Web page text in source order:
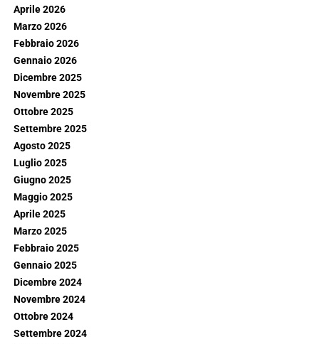
Aprile 2026
Marzo 2026
Febbraio 2026
Gennaio 2026
Dicembre 2025
Novembre 2025
Ottobre 2025
Settembre 2025
Agosto 2025
Luglio 2025
Giugno 2025
Maggio 2025
Aprile 2025
Marzo 2025
Febbraio 2025
Gennaio 2025
Dicembre 2024
Novembre 2024
Ottobre 2024
Settembre 2024